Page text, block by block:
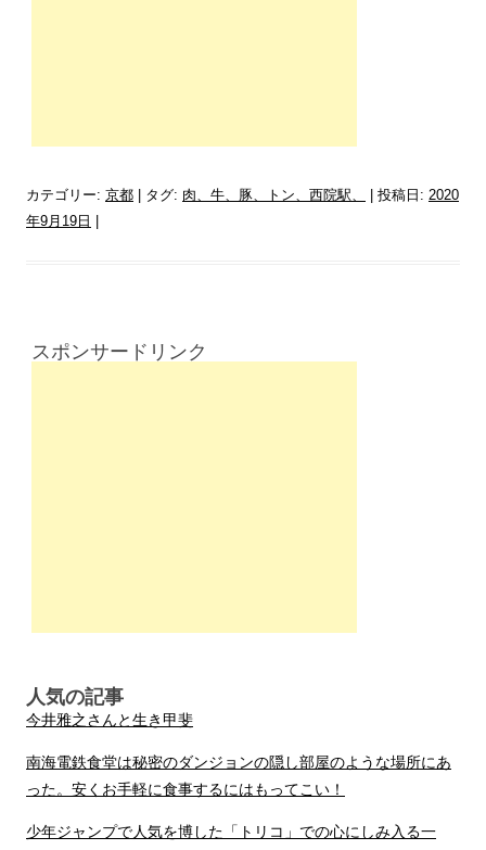
カテゴリー: 京都 | タグ: 肉、牛、豚、トン、西院駅、 | 投稿日: 2020
年9月19日
スポンサードリンク
人気の記事
今井雅之さんと生き甲斐
南海電鉄食堂は秘密のダンジョンの隠し部屋のような場所にあ
った。安くお手軽に食事するにはもってこい！
少年ジャンプで人気を博した「トリコ」での心にしみ入る一